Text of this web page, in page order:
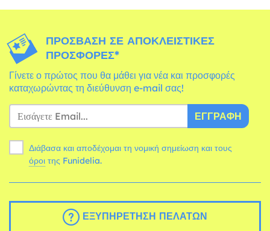
ΠΡΌΣΒΑΣΗ ΣΕ ΑΠΟΚΛΕΙΣΤΙΚΈΣ
ΠΡΟΣΦΟΡΈΣ*
Γίνετε ο πρώτος που θα μάθει για νέα και προσφορές
καταχωρώντας τη διεύθυνση e-mail σας!
ΕΓΓΡΑΦΉ
Διάβασα και αποδέχομαι τη νομική σημείωση και τους
όροι της Funidelia.
ΕΞΥΠΗΡΈΤΗΣΗ ΠΕΛΑΤΏΝ